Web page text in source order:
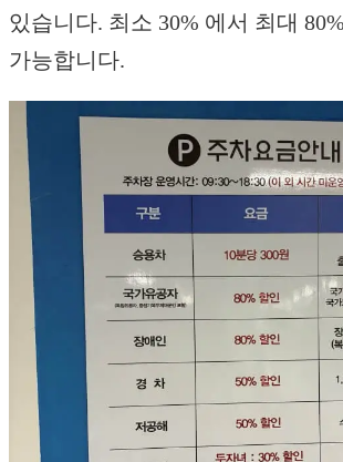
있습니다. 최소 30% 에서 최대
가능합니다.